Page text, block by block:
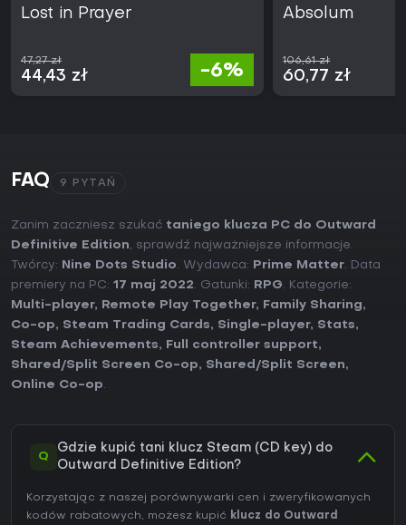
Lost in Prayer
47,27 zł
44,43 zł -6%
Absolum
106,61 zł
60,77 zł
FAQ 9 PYTAŃ
Zanim zaczniesz szukać taniego klucza PC do Outward
Definitive Edition, sprawdź najważniejsze informacje.
Twórcy:
Nine Dots Studio. Wydawca: Prime Matter. Data
premiery na PC: 17 maj 2022. Gatunki: RPG. Kategorie:
Multi-player, Remote Play Together, Family Sharing,
Co-op, Steam Trading Cards, Single-player, Stats,
Steam Achievements, Full controller support,
Shared/Split Screen Co-op, Shared/Split Screen,
Online Co-op.
Q
Gdzie kupić tani klucz Steam (CD key) do
Outward Definitive Edition?
Korzystając z naszej porównywarki cen i zweryfikowanych
kodów rabatowych, możesz kupić klucz do Outward